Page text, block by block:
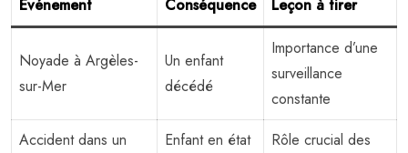
Événement Conséquence Leçon à tirer
Noyade à Argèles-
sur-Mer
Un enfant
décédé
Importance d’une
surveillance
constante
Accident dans un
Enfant en état
Rôle crucial des